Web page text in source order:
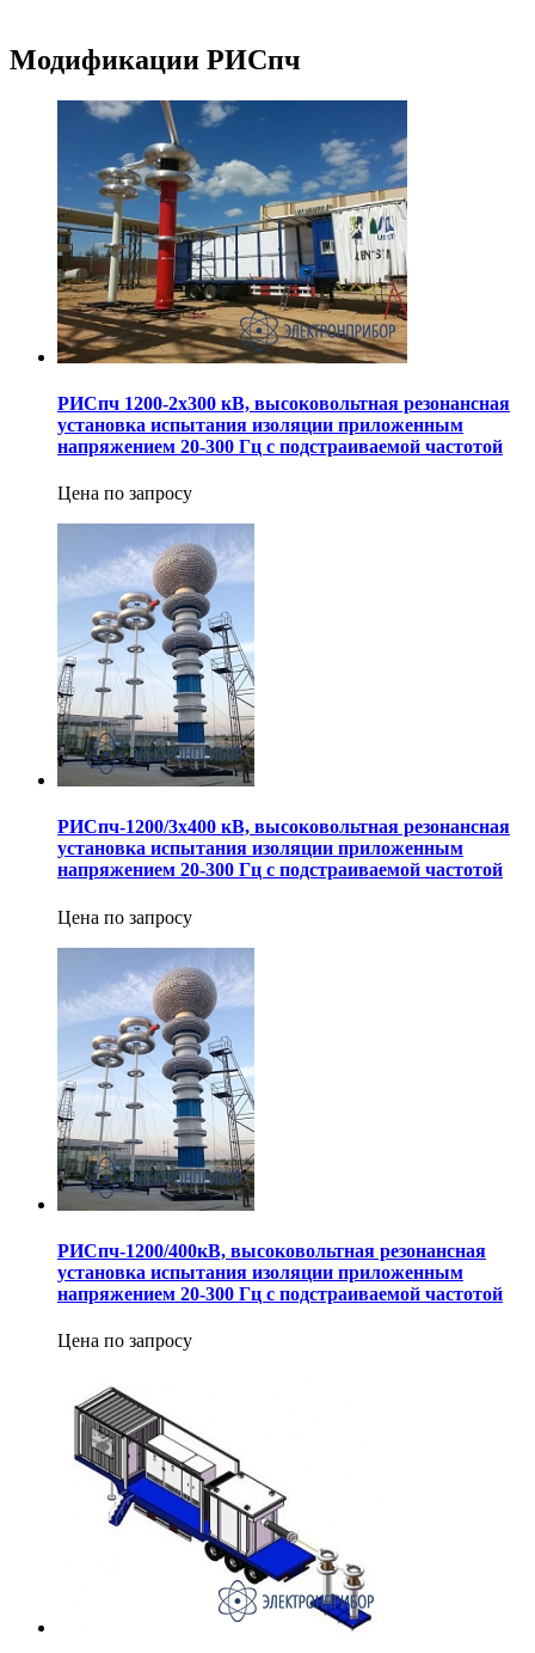
Модификации РИСпч
РИСпч 1200-2х300 кВ, высоковольтная резонансная
установка испытания изоляции приложенным
напряжением 20-300 Гц с подстраиваемой частотой
Цена по запросу
РИСпч-1200/3х400 кВ, высоковольтная резонансная
установка испытания изоляции приложенным
напряжением 20-300 Гц с подстраиваемой частотой
Цена по запросу
РИСпч-1200/400кВ, высоковольтная резонансная
установка испытания изоляции приложенным
напряжением 20-300 Гц с подстраиваемой частотой
Цена по запросу